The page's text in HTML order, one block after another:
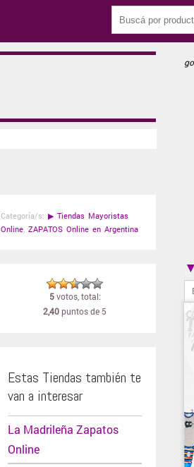
Categoría/s: ▶ Tiendas Mayoristas
Online ZAPATOS Online en Argentina
5votos, total:
2,40puntos de 5
Estas Tiendas también te
van a interesar
La Madrileña Zapatos
Online